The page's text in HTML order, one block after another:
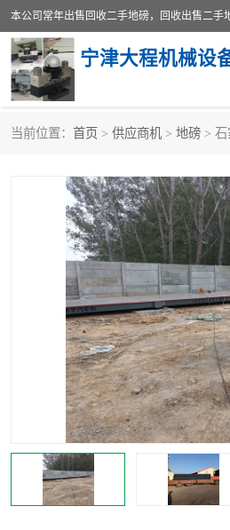
宁津大程机械设
当前位置： 首页 > 供应商机 > 地磅 >
地磅传感器
烘干机
装载机电子秤
半自动输送机
冷却塔
撕碎机
塑料撕碎机